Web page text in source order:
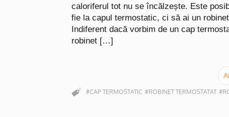
caloriferul tot nu se încălzește. Este
fie la capul termostatic, ci să ai un
Indiferent dacă vorbim de un cap
robinet […]
#CAP TERMOSTATIC #ROBINET TERMOSTATAT